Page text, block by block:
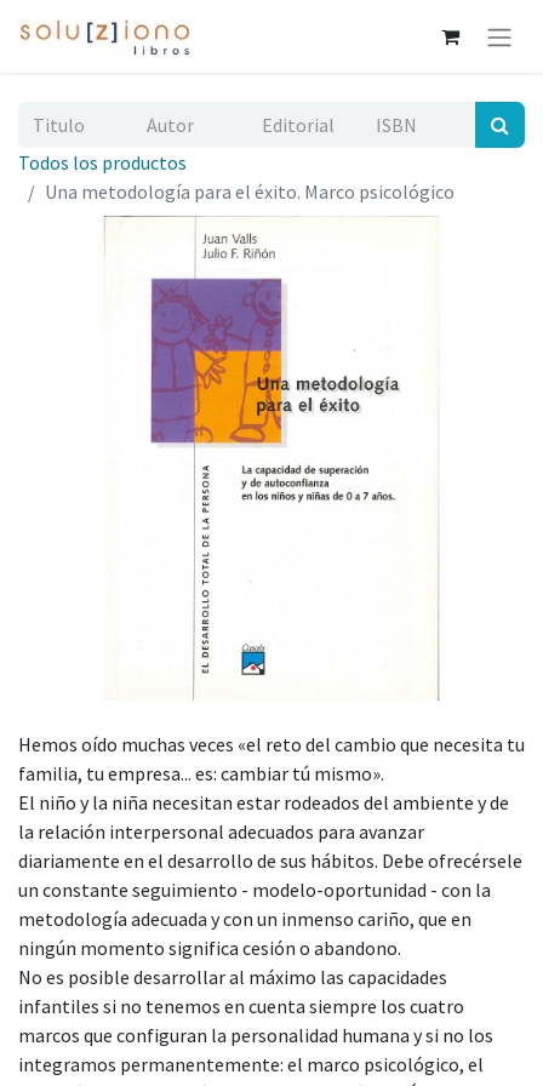
Todos los productos
Una metodología para el éxito. Marco psicológico
Hemos oído muchas veces «el reto del cambio que necesita tu
familia, tu empresa... es: cambiar tú mismo».
El niño y la niña necesitan estar rodeados del ambiente y de
la relación interpersonal adecuados para avanzar
diariamente en el desarrollo de sus hábitos. Debe ofrecérsele
un constante seguimiento - modelo-oportunidad - con la
metodología adecuada y con un inmenso cariño, que en
ningún momento significa cesión o abandono.
No es posible desarrollar al máximo las capacidades
infantiles si no tenemos en cuenta siempre los cuatro
marcos que configuran la personalidad humana y si no los
integramos permanentemente: el marco psicológico, el